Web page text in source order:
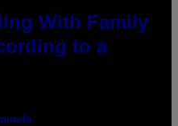
With Family
to a